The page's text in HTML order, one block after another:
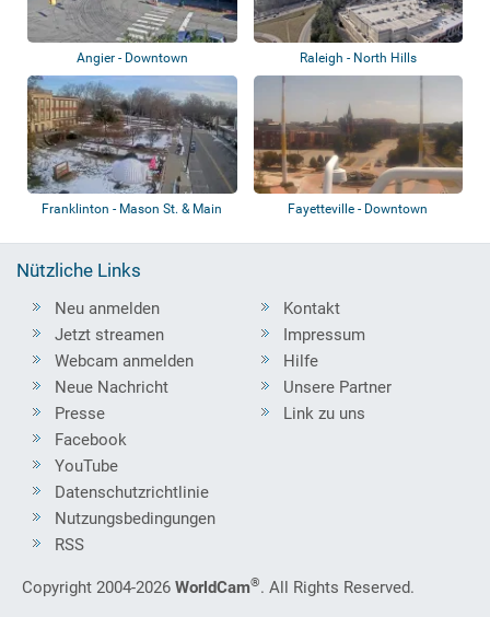
Angier - Downtown Raleigh - North Hills
Franklinton - Mason St. & Main
Fayetteville - Downtown
Nützliche Links
Neu anmelden
Jetzt streamen
Webcam anmelden
Neue Nachricht
Presse
Kontakt
Impressum
Hilfe
Unsere Partner
Link zu uns
Facebook
YouTube
Datenschutzrichtlinie
Nutzungsbedingungen
RSS
Copyright 2004-2026 WorldCam®. All Rights Reserved.